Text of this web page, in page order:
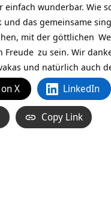
wunderbar. Wie
das gemeinsame
mit dergöttlichen
Freude zu sein. Wir
und natürlich auch
X LinkedIn
Copy Link